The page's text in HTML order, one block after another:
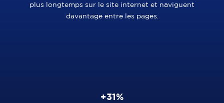
plus longtemps sur le site internet et naviguent
davantage entre les pages.
+31%